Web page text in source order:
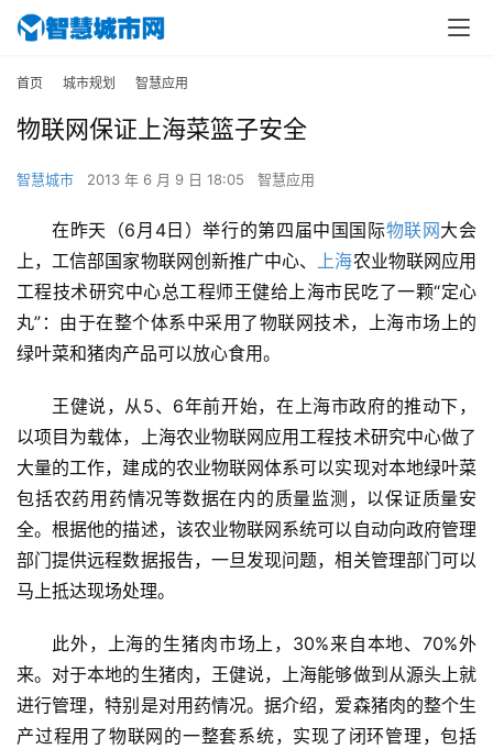
首页 城市规划 智慧应用
物联网保证上海菜篮子安全
智慧城市 2013 年 6 月 9 日 18:05 智慧应用
在昨天（6月4日）举行的第四届中国国际物联网大会
上，工信部国家物联网创新推广中心、 上海农业物联网应用
工程技术研究中心总工程师王健给上海市民吃了一颗“定心
丸”：由于在整个体系中采用了物联网技术，上海市场上的
绿叶菜和猪肉产品可以放心食用。
王健说，从5、6年前开始，在上海市政府的推动下，
以项目为载体，上海农业物联网应用工程技术研究中心做了
大量的工作，建成的农业物联网体系可以实现对本地绿叶菜
包括农药用药情况等数据在内的质量监测，以保证质量安
全。根据他的描述，该农业物联网系统可以自动向政府管理
部门提供远程数据报告，一旦发现问题，相关管理部门可以
马上抵达现场处理。
此外，上海的生猪肉市场上，30%来自本地、70%外
来。对于本地的生猪肉，王健说，上海能够做到从源头上就
进行管理，特别是对用药情况。据介绍，爱森猪肉的整个生
产过程用了物联网的一整套系统，实现了闭环管理，包括